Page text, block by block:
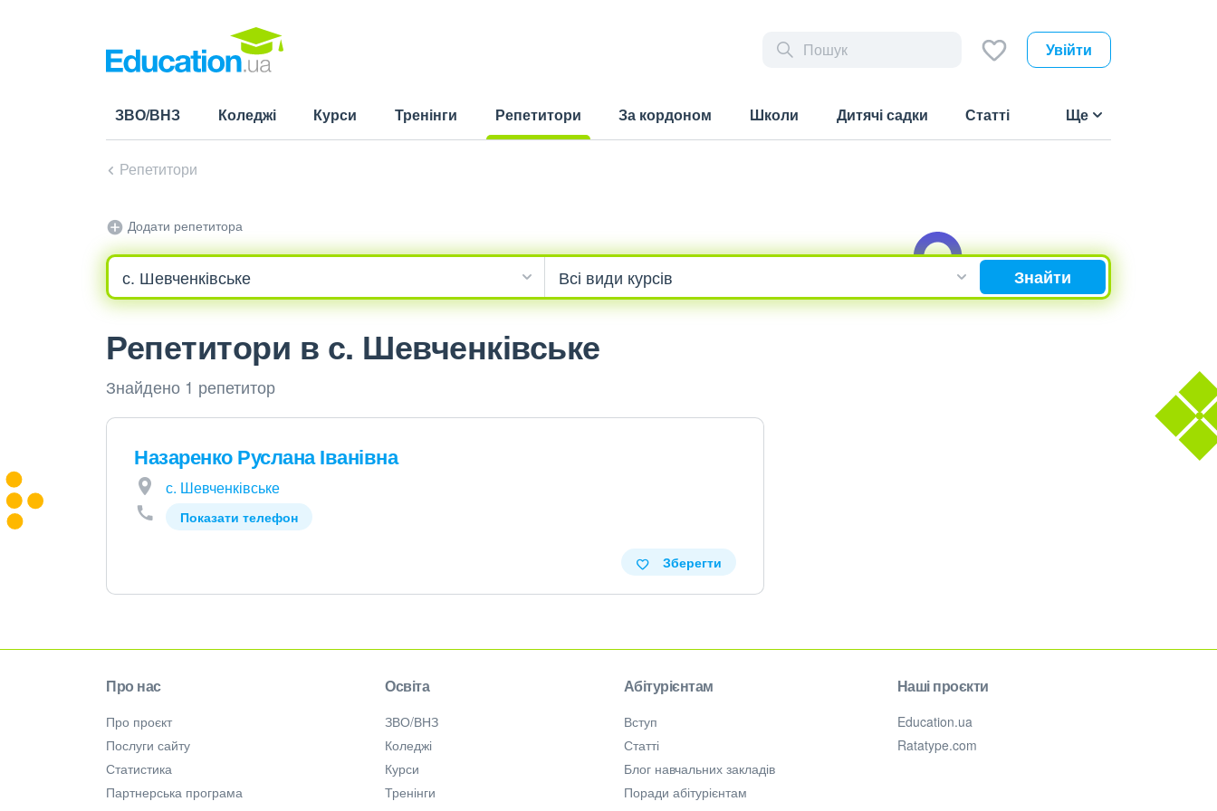
Увійти
ЗВО/ВНЗ Коледжі Курси Тренінги
Репетитори
За кордоном Школи Дитячі садки Статті Ще
Репетитори
Додати репетитора
Знайти
Репетитори в с. Шевченківське
Знайдено 1 репетитор
Назаренко Руслана Іванівна
с. Шевченківське
Показати телефон
Зберегти
Про нас
Про проєкт
Послуги сайту
Статистика
Партнерська програма
Освіта
ЗВО/ВНЗ
Коледжі
Курси
Тренінги
Абітурієнтам
Вступ
Статті
Блог навчальних закладів
Поради абітурієнтам
Наші проєкти
Education.ua
Ratatype.com